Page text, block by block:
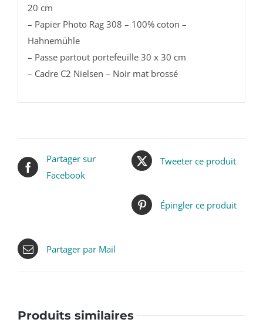
20 cm
– Papier Photo Rag 308 – 100% coton –
Hahnemühle
– Passe partout portefeuille 30 x 30 cm
– Cadre C2 Nielsen – Noir mat brossé
Partager sur
Facebook
Tweeter ce produit
Épingler ce produit
Partager par Mail
Produits similaires